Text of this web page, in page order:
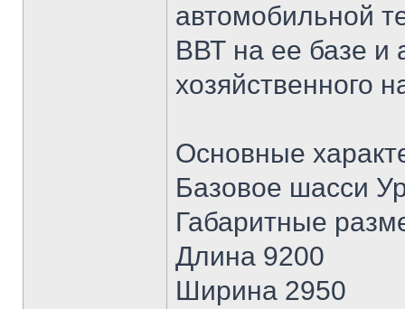
автомобильной
ВВТ на ее базе и
хозяйственного
Основные
Базовое шасси
Габаритные
Длина 9200
Ширина 2950